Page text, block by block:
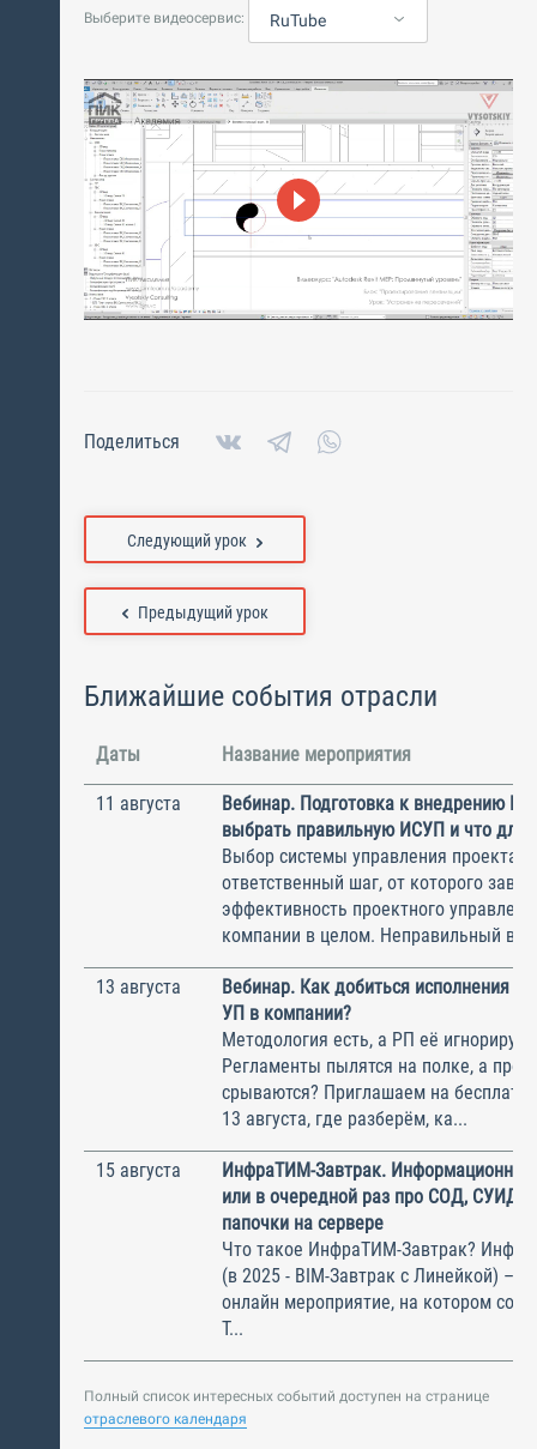
Выберите видеосервис: RuTube
Поделиться
Предыдущий урок
Следующий урок
Ближайшие события отрасли
Даты Название мероприятия
11 августа
Вебинар. Подготовка к внедрению
выбрать правильную ИСУП и что для
Выбор системы управления
ответственный шаг, от которого
эффективность проектного
компании в целом. Неправильный
13 августа
Вебинар. Как добиться исполнения
УП в компании?
Методология есть, а РП её
Регламенты пылятся на полке, а
срываются? Приглашаем на
13 августа, где разберём, ка...
15 августа
ИнфраТИМ-Завтрак.
или в очередной раз про СОД, СУИД и
папочки на сервере
Что такое ИнфраТИМ-Завтрак?
(в 2025 - BIM-Завтрак с Линейкой) –
онлайн мероприятие, на котором
Т...
Полный список интересных событий доступен на странице
отраслевого календаря